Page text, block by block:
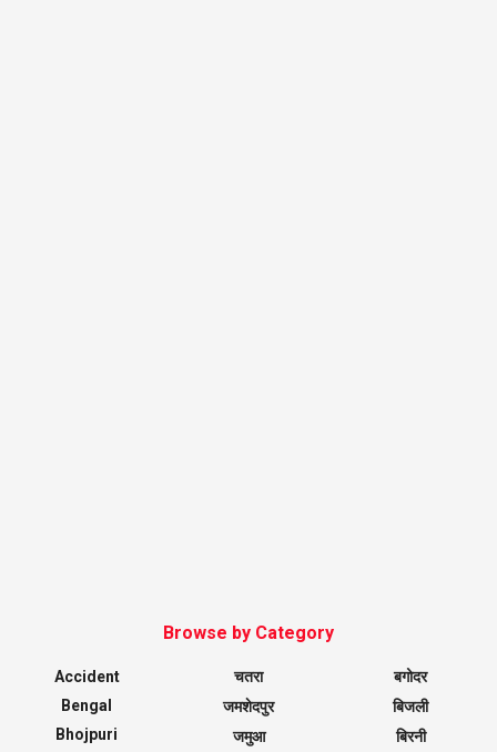
Browse by Category
Accident
Bengal
Bhojpuri
चतरा
जमशेदपुर
जमुआ
बगोदर
बिजली
बिरनी